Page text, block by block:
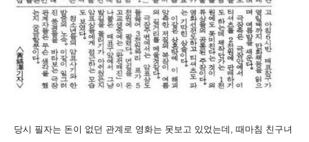
당시 필자는 돈이 없던 관계로 영화는 못보고 있었는데, 때마침 친구녀